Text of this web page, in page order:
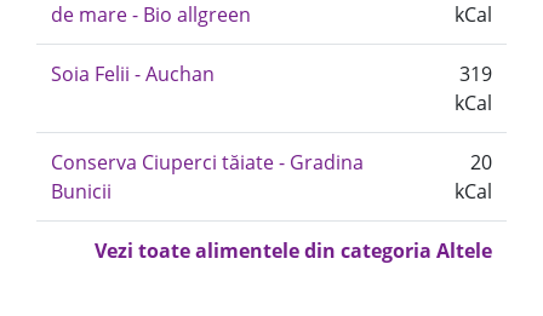
de mare - Bio allgreen
kCal
Soia Felii - Auchan
319
kCal
Conserva Ciuperci tăiate - Gradina
Bunicii
20
kCal
Vezi toate alimentele din categoria Altele